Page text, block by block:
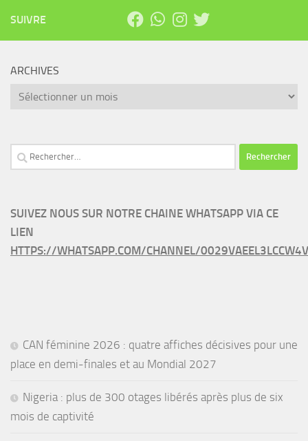
SUIVRE
ARCHIVES
Archives
Rechercher :
SUIVEZ NOUS SUR NOTRE CHAINE WHATSAPP VIA CE
LIEN
HTTPS://WHATSAPP.COM/CHANNEL/
CAN féminine 2026 : quatre affiches décisives pour une
place en demi-finales et au Mondial 2027
Nigeria : plus de 300 otages libérés après plus de six
mois de captivité